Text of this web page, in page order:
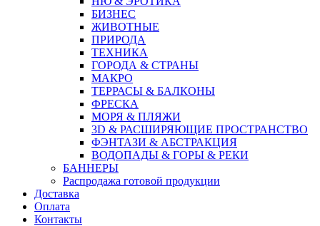
БИЗНЕС
ЖИВОТНЫЕ
ПРИРОДА
ТЕХНИКА
ГОРОДА & СТРАНЫ
МАКРО
ТЕРРАСЫ & БАЛКОНЫ
ФРЕСКА
МОРЯ & ПЛЯЖИ
3D & РАСШИРЯЮЩИЕ ПРОСТРАНСТВО
ФЭНТАЗИ & АБСТРАКЦИЯ
ВОДОПАДЫ & ГОРЫ & РЕКИ
БАННЕРЫ
Распродажа готовой продукции
Доставка
Оплата
Контакты